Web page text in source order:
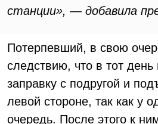
станции», — добавила
Потерпевший, в свою
следствию, что в тот день
заправку с подругой и
левой стороне, так как у
очередь. После этого к